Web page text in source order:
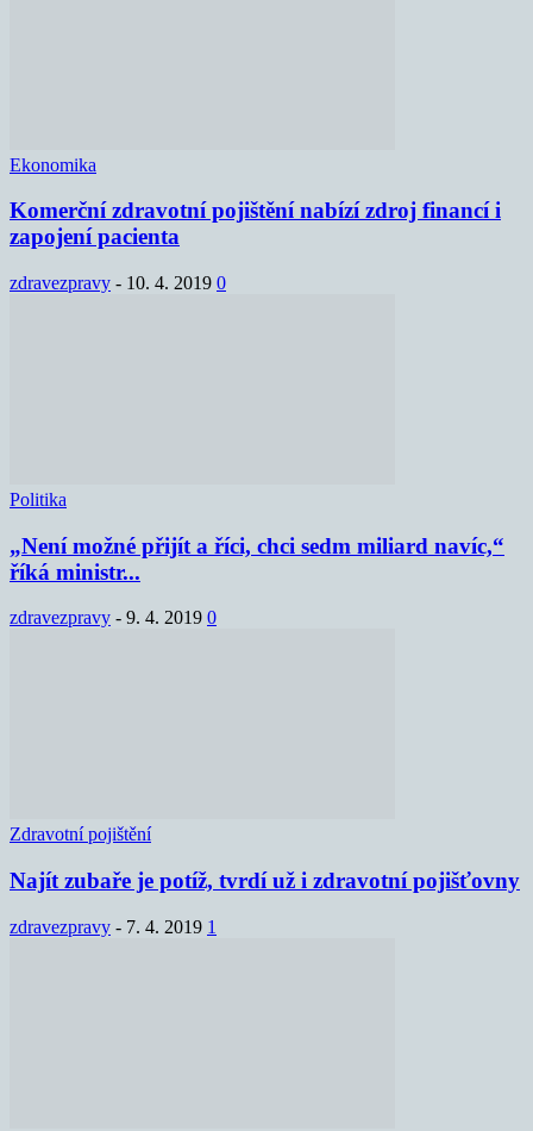
Ekonomika
Komerční zdravotní pojištění nabízí zdroj financí i
zapojení pacienta
zdravezpravy - 10. 4. 2019 0
Politika
„Není možné přijít a říci, chci sedm miliard navíc,“
říká ministr...
zdravezpravy - 9. 4. 2019 0
Zdravotní pojištění
Najít zubaře je potíž, tvrdí už i zdravotní pojišťovny
zdravezpravy - 7. 4. 2019 1